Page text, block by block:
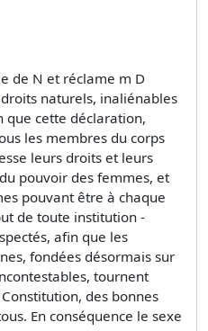
de N et réclame m D
naturels, inaliénables
que cette déclaration,
les membres du corps
leurs droits et leurs
pouvoir des femmes, et
pouvant être à chaque
de toute institution -
afin que les
fondées désormais sur
tournent
des bonnes
En conséquence le sexe